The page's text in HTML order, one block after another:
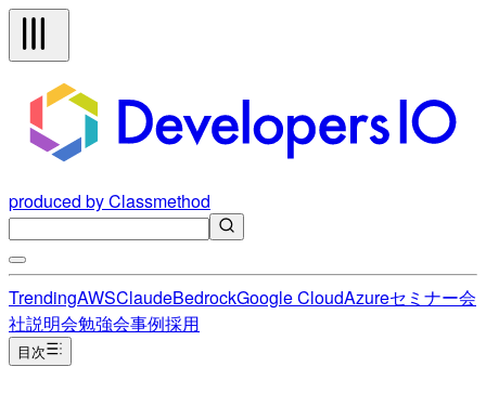
produced by Classmethod
TrendingAWSClaudeBedrockGoogle CloudAzureセミナー会
社説明会勉強会事例採用
目次